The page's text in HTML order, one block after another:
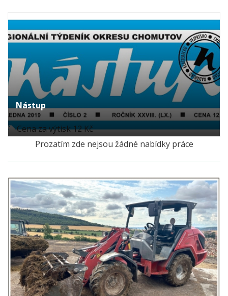
Nástup
Cena za výtisk 12 Kč
Prozatím zde nejsou žádné nabídky práce